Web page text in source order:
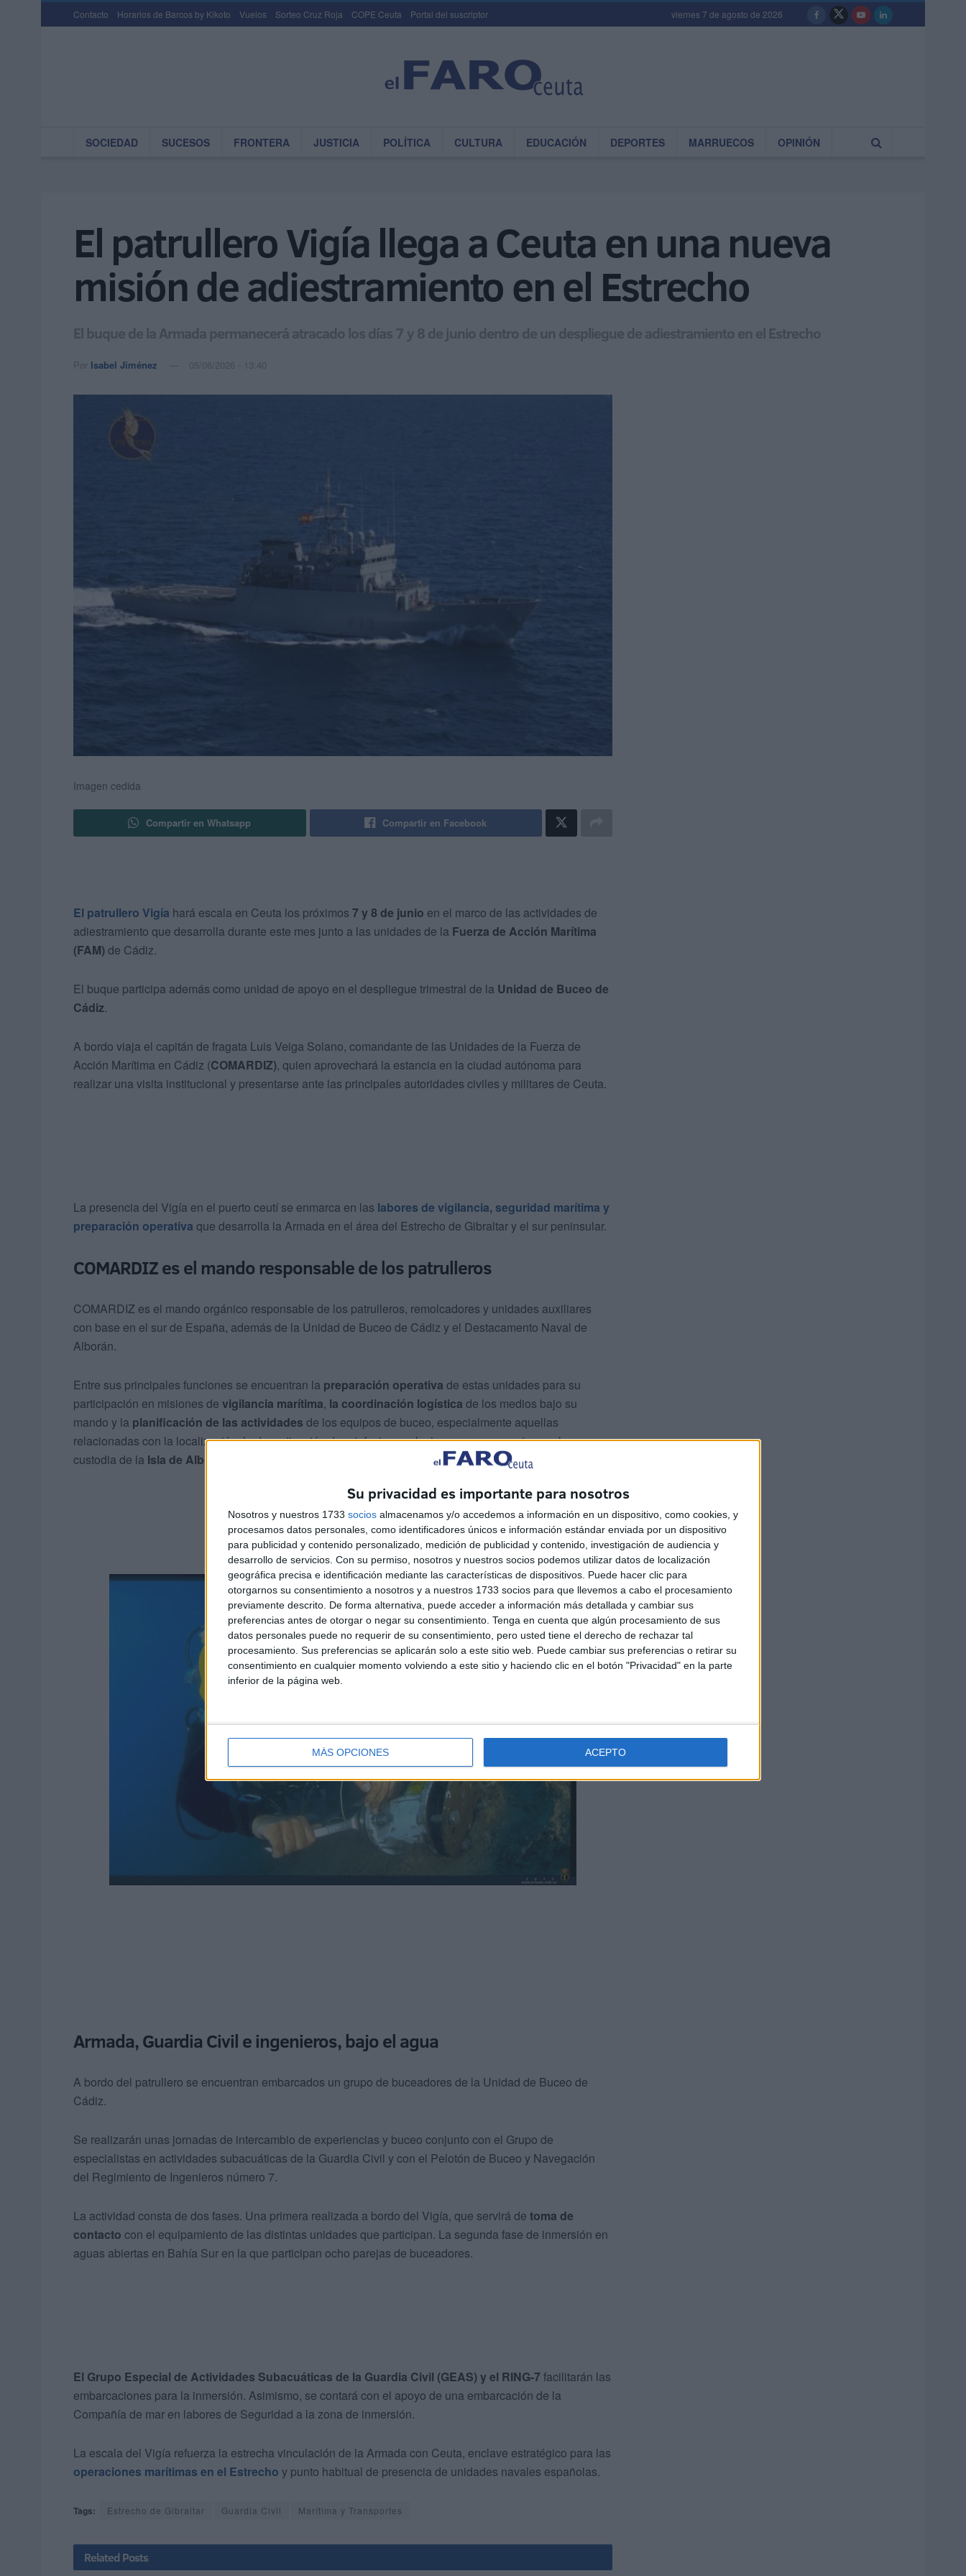
Su privacidad es importante para nosotros
Nosotros y nuestros 1733 socios almacenamos y/o accedemos a información en un dispositivo, como cookies, y
procesamos datos personales, como identificadores únicos e información estándar enviada por un dispositivo
para publicidad y contenido personalizado, medición de publicidad y contenido, investigación de audiencia y
desarrollo de servicios. Con su permiso, nosotros y nuestros socios podemos utilizar datos de localización
geográfica precisa e identificación mediante las características de dispositivos. Puede hacer clic para
otorgarnos su consentimiento a nosotros y a nuestros 1733 socios para que llevemos a cabo el procesamiento
previamente descrito. De forma alternativa, puede acceder a información más detallada y cambiar sus
preferencias antes de otorgar o negar su consentimiento. Tenga en cuenta que algún procesamiento de sus
datos personales puede no requerir de su consentimiento, pero usted tiene el derecho de rechazar tal
procesamiento. Sus preferencias se aplicarán solo a este sitio web. Puede cambiar sus preferencias o retirar su
consentimiento en cualquier momento volviendo a este sitio y haciendo clic en el botón "Privacidad" en la parte
inferior de la página web.
MÁS OPCIONES ACEPTO
Contacto Horarios de Barcos by Kikoto Vuelos Sorteo Cruz Roja COPE Ceuta Portal del suscriptor viernes 7 de agosto de 2026
SOCIEDAD SUCESOS FRONTERA JUSTICIA POLÍTICA CULTURA EDUCACIÓN DEPORTES MARRUECOS OPINIÓN
El patrullero Vigía llega a Ceuta en una nueva
misión de adiestramiento en el Estrecho
El buque de la Armada permanecerá atracado los días 7 y 8 de junio dentro de un despliegue de adiestramiento en el Estrecho
Por Isabel Jiménez 05/06/2026 - 13:40
Imagen cedida
Compartir en Whatsapp Compartir en Facebook
El patrullero Vigía hará escala en Ceuta los próximos 7 y 8 de junio en el marco de las actividades de
adiestramiento que desarrolla durante este mes junto a las unidades de la Fuerza de Acción Marítima
(FAM)de Cádiz.
El buque participa además como unidad de apoyo en el despliegue trimestral de la Unidad de Buceo de
Cádiz.
A bordo viaja el capitán de fragata Luis Veiga Solano, comandante de las Unidades de la Fuerza de
Acción Marítima en Cádiz (COMARDIZ), quien aprovechará la estancia en la ciudad autónoma para
realizar una visita institucional y presentarse ante las principales autoridades civiles y militares de Ceuta.
La presencia del Vigía en el puerto ceutí se enmarca en las labores de vigilancia, seguridad marítima y
preparación operativa que desarrolla la Armada en el área del Estrecho de Gibraltar y el sur peninsular.
COMARDIZ es el mando responsable de los patrulleros
COMARDIZ es el mando orgánico responsable de los patrulleros, remolcadores y unidades auxiliares
con base en el sur de España, además de la Unidad de Buceo de Cádiz y el Destacamento Naval de
Alborán.
Entre sus principales funciones se encuentran la preparación operativa de estas unidades para su
participación en misiones de vigilancia marítima, la coordinación logística de los medios bajo su
mando y la planificación de las actividades de los equipos de buceo, especialmente aquellas
relacionadas con la localización, la desactivación de artefactos explosivos en zonas costeras y la
custodia de la Isla de Alborán biodiversidad de la isla
Armada, Guardia Civil e ingenieros, bajo el agua
A bordo del patrullero se encuentran embarcados un grupo de buceadores de la Unidad de Buceo de
Cádiz.
Se realizarán unas jornadas de intercambio de experiencias y buceo conjunto con el Grupo de
especialistas en actividades subacuáticas de la Guardia Civil y con el Pelotón de Buceo y Navegación
del Regimiento de Ingenieros número 7.
La actividad consta de dos fases. Una primera realizada a bordo del Vigía, que servirá de toma de
contacto con el equipamiento de las distintas unidades que participan. La segunda fase de inmersión en
aguas abiertas en Bahía Sur en la que participan ocho parejas de buceadores.
El Grupo Especial de Actividades Subacuáticas de la Guardia Civil (GEAS) y el RING-7 facilitarán las
embarcaciones para la inmersión. Asimismo, se contará con el apoyo de una embarcación de la
Compañía de mar en labores de Seguridad a la zona de inmersión.
La escala del Vigía refuerza la estrecha vinculación de la Armada con Ceuta, enclave estratégico para las
operaciones marítimas en el Estrecho y punto habitual de presencia de unidades navales españolas.
Tags: Estrecho de Gibraltar Guardia Civil Marítima y Transportes
Related Posts